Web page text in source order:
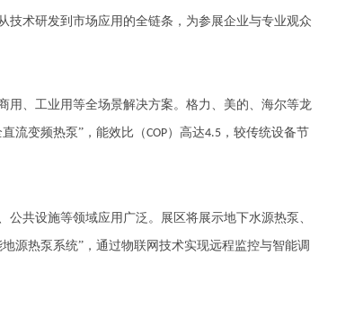
术研发到市场应用的全链条，为参展企业与专业观众
、工业用等全场景解决方案。格力、美的、海尔等龙
直流变频热泵”，能效比（COP）高达4.5 ，较传统设备节
共设施等领域应用广泛。展区将展示地下水源热泵、
地源热泵系统”，通过物联网技术实现远程监控与智能调